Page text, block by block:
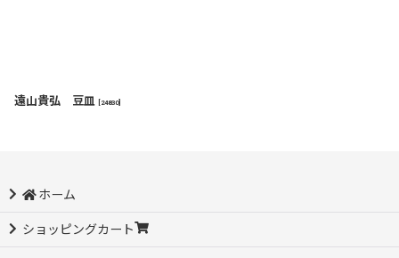
遠山貴弘 豆皿 24830]
ホーム
ショッピングカート